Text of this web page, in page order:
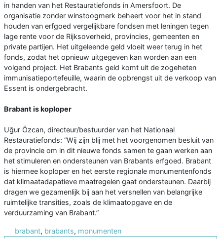
in handen van het Restauratiefonds in Amersfoort. De
organisatie zonder winstoogmerk beheert voor het in stand
houden van erfgoed vergelijkbare fondsen met leningen tegen
lage rente voor de Rijksoverheid, provincies, gemeenten en
private partijen. Het uitgeleende geld vloeit weer terug in het
fonds, zodat het opnieuw uitgegeven kan worden aan een
volgend project. Het Brabants geld komt uit de zogeheten
immunisatieportefeuille, waarin de opbrengst uit de verkoop van
Essent is ondergebracht.
Brabant is koploper
Uğur Özcan, directeur/bestuurder van het Nationaal
Restauratiefonds: “Wij zijn blij met het voorgenomen besluit van
de provincie om in dit nieuwe fonds samen te gaan werken aan
het stimuleren en ondersteunen van Brabants erfgoed. Brabant
is hiermee koploper en het eerste regionale monumentenfonds
dat klimaatadapatieve maatregelen gaat ondersteunen. Daarbij
dragen we gezamenlijk bij aan het versnellen van belangrijke
ruimtelijke transities, zoals de klimaatopgave en de
verduurzaming van Brabant.”
brabant, brabants, monumenten